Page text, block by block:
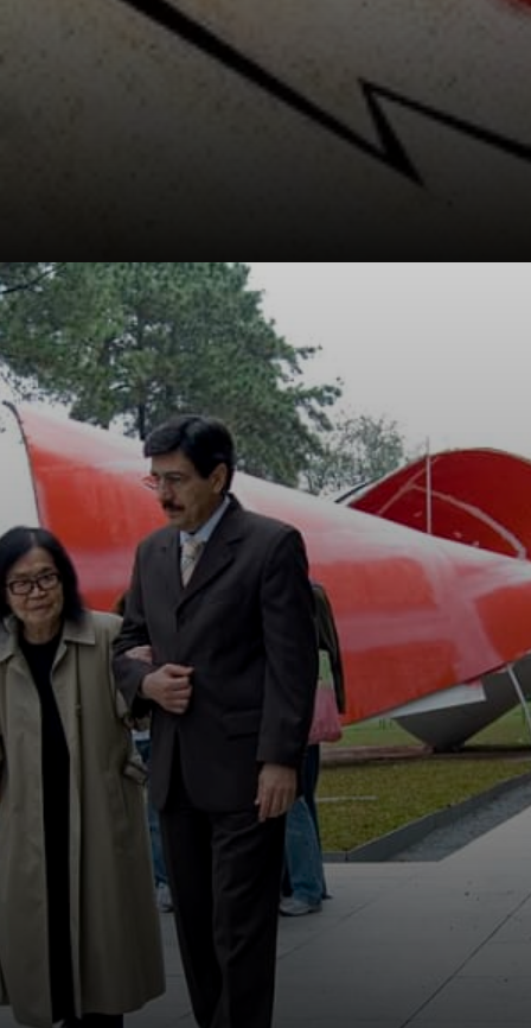
Si concentra su
colori, forme,
linee e texture,
mirando a un
impatto visivo ed
emozionale
profondo.